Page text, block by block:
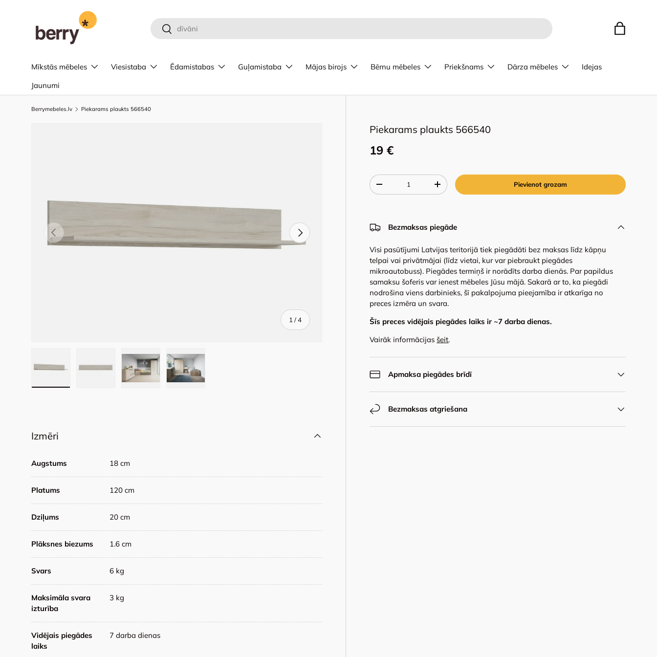
Pāriet uz saturu
Meklēt
Meklēt
Bag
Mīkstās mēbeles Viesistaba Ēdamistabas Guļamistaba Mājas birojs Bērnu mēbeles Priekšnams Dārza mēbeles
Idejas
Jaunumi
Berrymebeles.lv Piekarams plaukts 566540
Previous
1 /of
4
Next
Piekarams plaukts 566540
19 €
Qty
-
+ Pievienot grozam
Bezmaksas piegāde
Visi pasūtījumi Latvijas teritorijā tiek piegādāti bez maksas līdz kāpņu
telpai vai privātmājai (līdz vietai, kur var piebraukt piegādes
mikroautobuss). Piegādes termiņš ir norādīts darba dienās. Par papildus
samaksu šoferis var ienest mēbeles Jūsu mājā. Sakarā ar to, ka piegādi
nodrošina viens darbinieks, šī pakalpojuma pieejamība ir atkarīga no
preces izmēra un svara.
Šīs preces vidējais piegādes laiks ir ~7 darba dienas.
Vairāk informācijas šeit.
Apmaksa piegādes brīdī
Bezmaksas atgriešana
Izmēri
Augstums 18 cm
Platums 120 cm
Dziļums 20 cm
Plāksnes biezums 1.6 cm
Svars 6 kg
Maksimāla svara
izturība
3 kg
Vidējais piegādes
laiks
7 darba dienas